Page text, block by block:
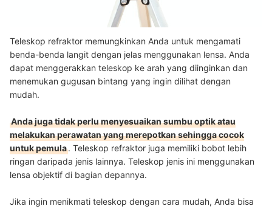
Teleskop refraktor memungkinkan Anda untuk mengamati
benda-benda langit dengan jelas menggunakan lensa. Anda
dapat menggerakkan teleskop ke arah yang diinginkan dan
menemukan gugusan bintang yang ingin dilihat dengan
mudah.
Anda juga tidak perlu menyesuaikan sumbu optik atau
melakukan perawatan yang merepotkan sehingga cocok
untuk pemula. Teleskop refraktor juga memiliki bobot lebih
ringan daripada jenis lainnya. Teleskop jenis ini menggunakan
lensa objektif di bagian depannya.
Jika ingin menikmati teleskop dengan cara mudah, Anda bisa